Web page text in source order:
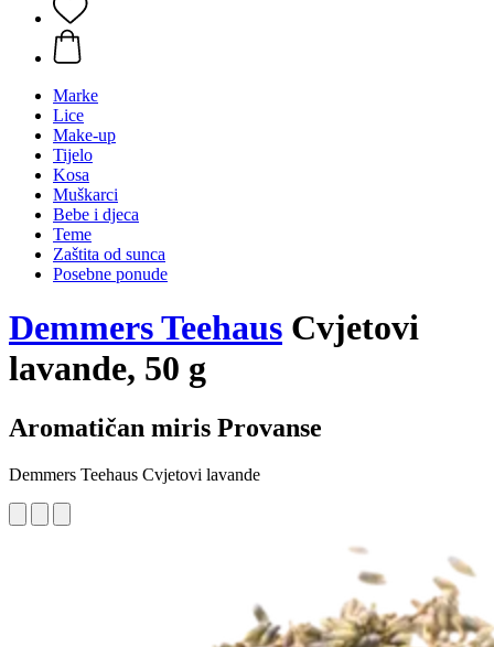
Marke
Lice
Make-up
Tijelo
Kosa
Muškarci
Bebe i djeca
Teme
Zaštita od sunca
Posebne ponude
Demmers Teehaus Cvjetovi
lavande, 50 g
Aromatičan miris Provanse
Demmers Teehaus Cvjetovi lavande